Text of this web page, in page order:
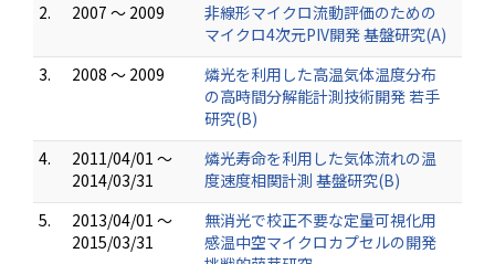
2.
2007 ～ 2009
非線形マイクロ流動評価のための
マイクロ4次元PIV開発 基盤研究(A)
3.
2008 ～ 2009
燐光を利用した高温気体温度分布
の高時間分解能計測技術開発 若手
研究(B)
4.
2011/04/01 ～
2014/03/31
燐光寿命を利用した気体流れの温
度速度相関計測 基盤研究(B)
5.
2013/04/01 ～
2015/03/31
無消光で校正不要な定量可視化用
感温中空マイクロカプセルの開発